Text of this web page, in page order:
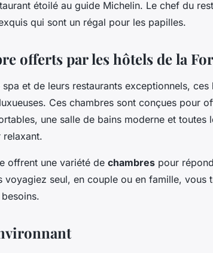
étoilé au guide Michelin. Le chef du
qui sont un régal pour les papilles.
offerts par les hôtels de la
et de leurs restaurants exceptionnels,
luxueuses. Ces chambres sont conçues pour
une salle de bains moderne et toutes
relaxant.
offrent une variété de chambres pour
voyagiez seul, en couple ou en famille, vous